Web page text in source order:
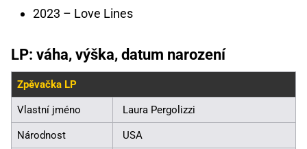
2023 – Love Lines
LP: váha, výška, datum narození
Zpěvačka LP
Vlastní jméno Laura Pergolizzi
Národnost USA